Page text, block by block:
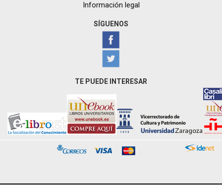
Información legal
SÍGUENOS
TE PUEDE INTERESAR